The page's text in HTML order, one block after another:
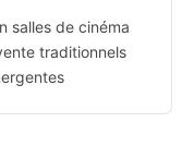
salles de cinéma
traditionnels